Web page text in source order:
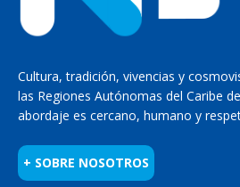
Cultura, tradición, vivencias y
las Regiones Autónomas del Caribe
abordaje es cercano, humano y
+ SOBRE NOSOTROS